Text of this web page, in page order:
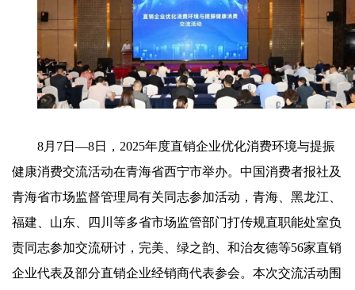
8月7日—8日，2025年度直销企业优化消费环境与提振
健康消费交流活动在青海省西宁市举办。中国消费者报社及
青海省市场监督管理局有关同志参加活动，青海、黑龙江、
福建、山东、四川等多省市场监管部门打传规直职能处室负
责同志参加交流研讨，完美、绿之韵、和治友德等56家直销
企业代表及部分直销企业经销商代表参会。本次交流活动围